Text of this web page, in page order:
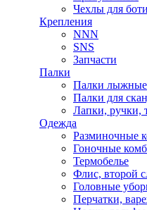
Чехлы для
Крепления
NNN
SNS
Запчасти
Палки
Палки лыжные
Палки для
Лапки, ручки,
Одежда
Разминочные
Гоночные
Термобелье
Флис, второй
Головные
Перчатки,